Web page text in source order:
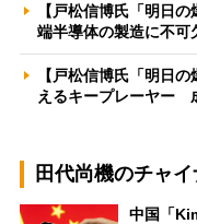
【戸松信博氏「明日
端半導体の製造に不
【戸松信博氏「明日
えるキープレーヤー
田代尚機のチャ
中国「